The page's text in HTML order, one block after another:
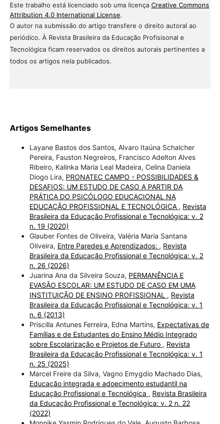
Este trabalho está licenciado sob uma licença Creative Commons
Attribution 4.0 International License.
O autor na submissão do artigo transfere o direito autoral ao
periódico. À Revista Brasileira da Educação Profisisonal e
Tecnológica ficam reservados os direitos autorais pertinentes a
todos os artigos nela publicados.
Artigos Semelhantes
Layane Bastos dos Santos, Alvaro Itaúna Schalcher
Pereira, Fauston Negreiros, Francisco Adelton Alves
Ribeiro, Kalinka Maria Leal Madeira, Celina Daniela
Diogo Lira, PRONATEC CAMPO - POSSIBILIDADES &
DESAFIOS: UM ESTUDO DE CASO A PARTIR DA
PRÁTICA DO PSICÓLOGO EDUCACIONAL NA
EDUCAÇÃO PROFISSIONAL E TECNOLÓGICA , Revista
Brasileira da Educação Profissional e Tecnológica: v. 2
n. 19 (2020)
Glauber Fontes de Oliveira, Valéria Maria Santana
Oliveira, Entre Paredes e Aprendizados: , Revista
Brasileira da Educação Profissional e Tecnológica: v. 2
n. 26 (2026)
Juarina Ana da Silveira Souza, PERMANÊNCIA E
EVASÃO ESCOLAR: UM ESTUDO DE CASO EM UMA
INSTITUIÇÃO DE ENSINO PROFISSIONAL , Revista
Brasileira da Educação Profissional e Tecnológica: v. 1
n. 6 (2013)
Priscilla Antunes Ferreira, Edna Martins, Expectativas de
Famílias e de Estudantes do Ensino Médio Integrado
sobre Escolarização e Projetos de Futuro , Revista
Brasileira da Educação Profissional e Tecnológica: v. 1
n. 25 (2025)
Marcel Freire da Silva, Vagno Emygdio Machado Dias,
Educação integrada e adoecimento estudantil na
Educação Profissional e Tecnológica , Revista Brasileira
da Educação Profissional e Tecnológica: v. 2 n. 22
(2022)